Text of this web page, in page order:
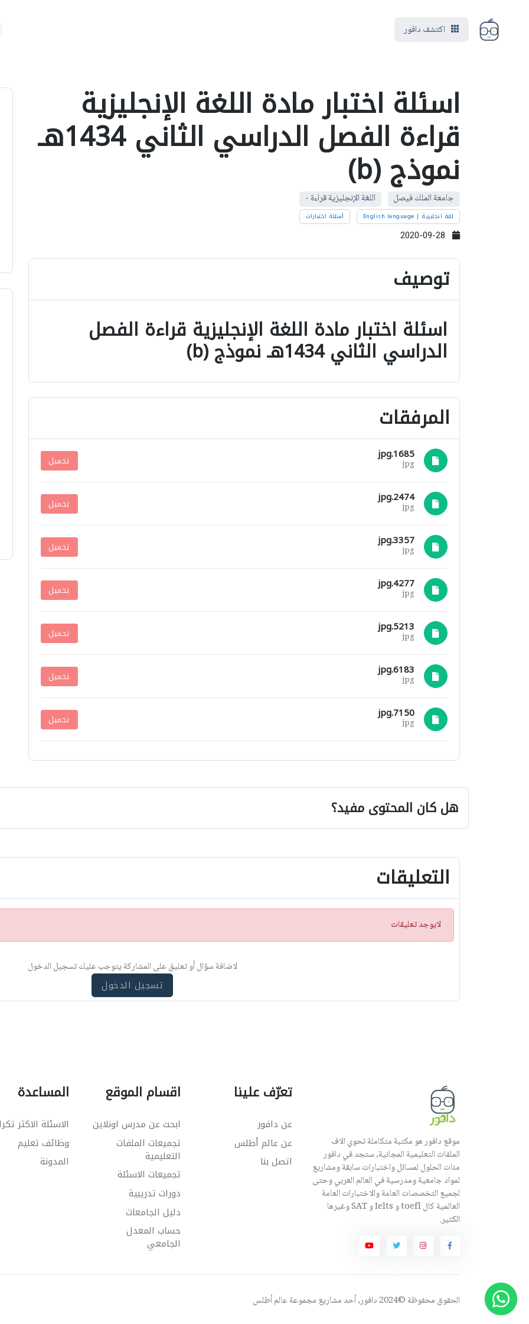
اكتشف دافور
اسئلة اختبار مادة اللغة الإنجليزية
قراءة الفصل الدراسي الثاني 1434هـ
نموذج (b)
جامعة الملك فيصل اللغة الإنجليزية قراءة -
لغة انجليزية | English language أسئلة اختبارات
توصيف
اسئلة اختبار مادة اللغة الإنجليزية قراءة الفصل
الدراسي الثاني 1434هـ نموذج (b)
المرفقات
1685.jpg
jpg تحميل
2474.jpg
jpg تحميل
3357.jpg
jpg تحميل
4277.jpg
jpg تحميل
5213.jpg
jpg تحميل
6183.jpg
jpg تحميل
7150.jpg
jpg تحميل
هل كان المحتوى مفيد؟
التعليقات
ت
ن
لايوجد تعليقات
لاضافة سؤال أو تعليق على المشاركة يتوجب عليك تسجيل الدخول
تسجيل الدخول
موقع دافور هو مكتبة متكاملة تحوي الاف
الملفات التعليمية المجانية, ستجد في دافور
مئات الحلول لمسائل واختبارات سابقة ومشاريع
لمواد جامعية ومدرسية في العالم العربي وحتى
لجميع التخصصات العامة والاختبارات العامة
العالمية كال toefl و Ielts و SAT وغيرها
الكثير.
تعرّف علينا
عن دافور
عن عالم أطلس
اتصل بنا
اقسام الموقع
ابحث عن مدرس اونلاين
تجميعات الملفات
التعليمية
تجميعات الاسئلة
دورات تدريبية
دليل الجامعات
حساب المعدل
الجامعي
المساعدة
الاسئلة الاكثر
وظائف تعليم
المدونة
الحقوق محفوظة ©2024 دافور, أحد مشاريع مجموعة عالم أطلس